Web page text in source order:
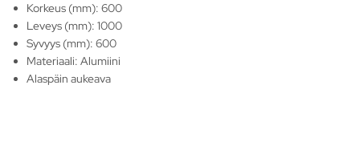
Korkeus (mm): 600
Leveys (mm): 1000
Syvyys (mm): 600
Materiaali: Alumiini
Alaspäin aukeava